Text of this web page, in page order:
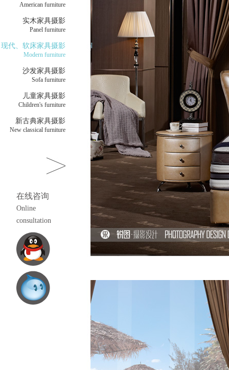
American furniture
实木家具摄影
Panel furniture
现代、软床家具摄影
Modern furniture
沙发家具摄影
Sofa furniture
儿童家具摄影
Children's furniture
新古典家具摄影
New classical furniture
在线咨询
Online
consultation